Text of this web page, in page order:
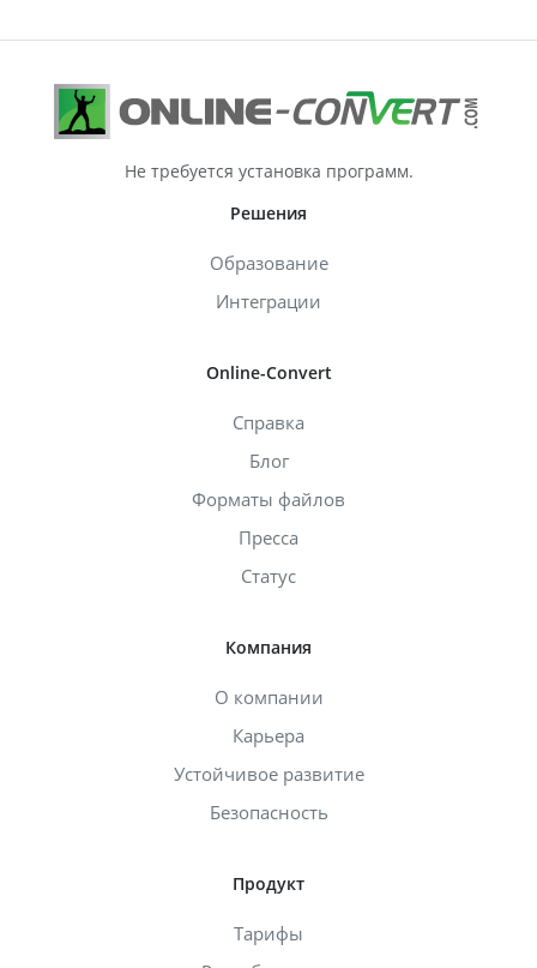
Не требуется установка программ.
Решения
Образование
Интеграции
Online-Convert
Справка
Блог
Форматы файлов
Пресса
Статус
Компания
О компании
Карьера
Устойчивое развитие
Безопасность
Продукт
Тарифы